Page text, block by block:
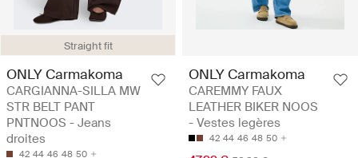
Straight fit
ONLY Carmakoma
CARGIANNA-SILLA MW
STR BELT PANT
PNTNOOS - Jeans
droites
42 44 46 48 50
ONLY Carmakoma
CAREMMY FAUX
LEATHER BIKER NOOS
- Vestes legères
42 44 46 48 50